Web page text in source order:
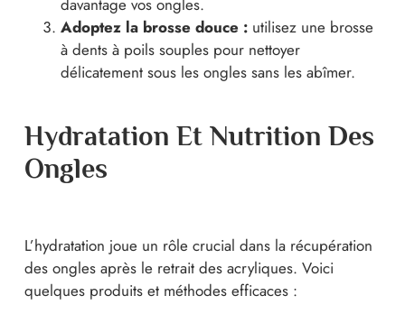
davantage vos ongles.
Adoptez la brosse douce : utilisez une brosse
à dents à poils souples pour nettoyer
délicatement sous les ongles sans les abîmer.
Hydratation Et Nutrition Des
Ongles
L’hydratation joue un rôle crucial dans la récupération
des ongles après le retrait des acryliques. Voici
quelques produits et méthodes efficaces :